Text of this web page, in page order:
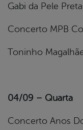
Gabi da Pele Preta
Concerto MPB
Toninho
04/09 – Quarta
Concerto Anos